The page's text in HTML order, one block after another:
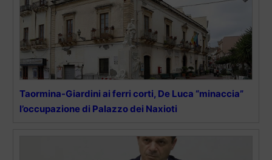
Taormina-Giardini ai ferri corti, De Luca “minaccia”
l’occupazione di Palazzo dei Naxioti